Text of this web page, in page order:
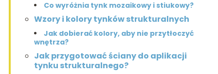
Co wyróżnia tynk mozaikowy i stiukowy?
Wzory i kolory tynków strukturalnych
Jak dobierać kolory, aby nie przytłoczyć
wnętrza?
Jak przygotować ściany do aplikacji
tynku strukturalnego?